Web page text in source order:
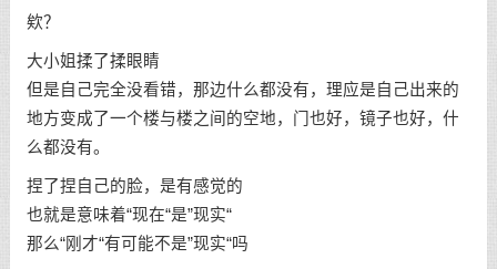
欸？
大小姐揉了揉眼睛
但是自己完全没看错，那边什么都没有，理应是自己出来的
地方变成了一个楼与楼之间的空地，门也好，镜子也好，什
么都没有。
捏了捏自己的脸，是有感觉的
也就是意味着“现在“是”现实“
那么“刚才“有可能不是”现实“吗